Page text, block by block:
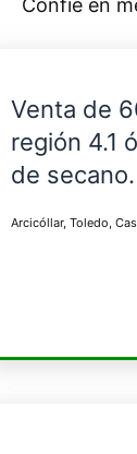
Confíe en
Venta de
región 4.1
de secano.
Arcicóllar, Toledo,